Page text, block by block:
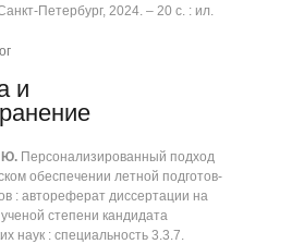
Петербург, 2024. ‒ 20 с. : ил.
и
Ю. Персонализированный подход
обеспечении летной подготов-
: автореферат диссертации на
степени кандидата
наук : специальность 3.3.7.